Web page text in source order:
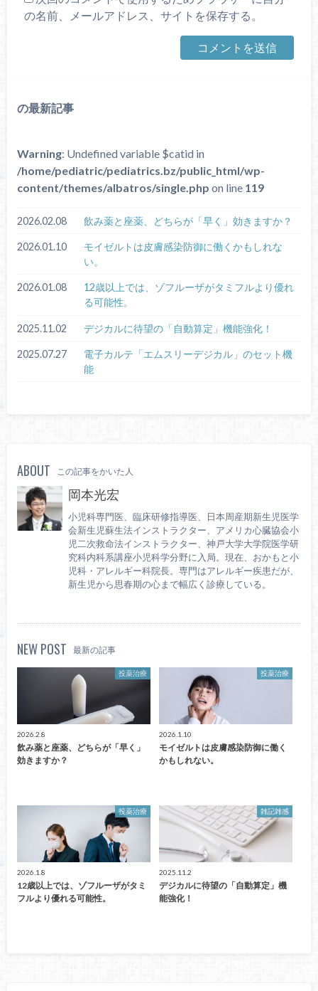
の名前、メールアドレス、サイトを保存する。
の最新記事
Warning: Undefined variable $catid in
/home/pediatric/pediatrics.bz/public_html/wp-
content/themes/albatros/single.php on line 119
2026.02.08 飲み薬と座薬、どちらが「早く」効きますか？
2026.01.10
モイゼルトは皮膚感染防御に働くかもしれな
い。
2026.01.08
12歳以上では、ゾフルーザがタミフルより優れ
る可能性。
2025.11.02 デジカルに待望の「自動算定」機能強化！
2025.07.27
電子カルテ「エムスリーデジカル」のセット機
能
ABOUT この記事をかいた人
岡本光宏
小児科専門医、臨床研修指導医、日本周産期新生児医学
会新生児蘇生法インストラクター、アメリカ心臓協会小
児二次救命法インストラクター、神戸大学大学院医学研
究科内科系講座小児科学分野に入局。現在、おかもと小
児科・アレルギー科院長。専門はアレルギー疾患だが、
新生児から思春期の心まで幅広く診療している。
NEW POST 最新の記事
投薬治療
2026.2.8
飲み薬と座薬、どちらが「早く」
効きますか？
投薬治療
2026.1.10
モイゼルトは皮膚感染防御に働く
かもしれない。
投薬治療
2026.1.8
12歳以上では、ゾフルーザがタミ
フルより優れる可能性。
雑記雑感
2025.11.2
デジカルに待望の「自動算定」機
能強化！